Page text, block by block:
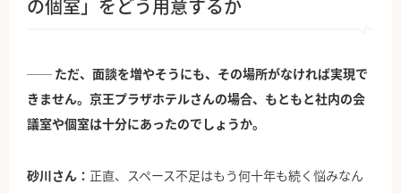
の個室」をどう用意するか
── ただ、面談を増やそうにも、その場所がなければ実現で
きません。京王プラザホテルさんの場合、もともと社内の会
議室や個室は十分にあったのでしょうか。
砂川さん： 正直、スペース不足はもう何十年も続く悩みなん